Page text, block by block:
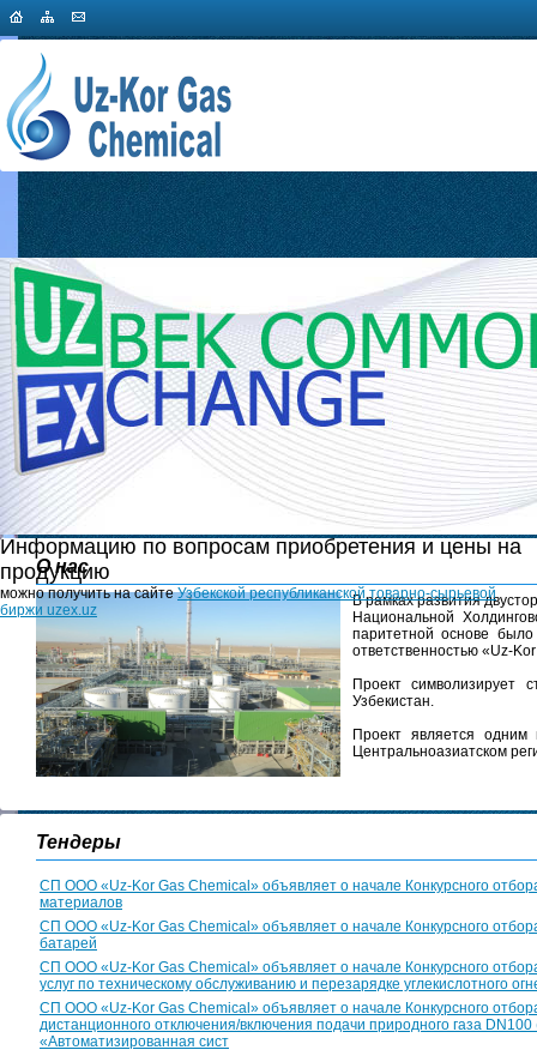
Информацию по вопросам приобретения и цены на
продукцию
можно получить на сайтеУзбекской республиканской товарно-сырьевой
биржи uzex.uz
О нас
В рамках развития
Национальной
паритетной основе
ответственностью «Uz-
Проект символизирует
Узбекистан.
Проект является
Центральноазиатском
Тендеры
СП ООО «Uz-Kor Gas Chemical» объявляет о начале Конкурсного
материалов
СП ООО «Uz-Kor Gas Chemical» объявляет о начале Конкурсного
батарей
СП ООО «Uz-Kor Gas Chemical» объявляет о начале Конкурсного
услуг по техническому обслуживанию и перезарядке углекислотного
СП ООО «Uz-Kor Gas Chemical» объявляет о начале Конкурсного
дистанционного отключения/включения подачи природного газа
«Автоматизированная сист